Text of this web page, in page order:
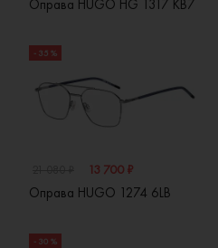
Оправа HUGO HG 1317 KB7
- 35 %
13 700 ₽
Оправа HUGO 1274 6LB
- 30 %